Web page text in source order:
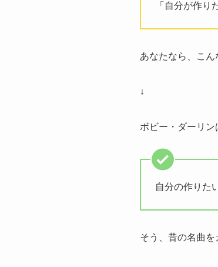
「自分が作り
あなたなら、こん
↓
ボビー・ダーリ
自分の作りた
そう、昔の名曲